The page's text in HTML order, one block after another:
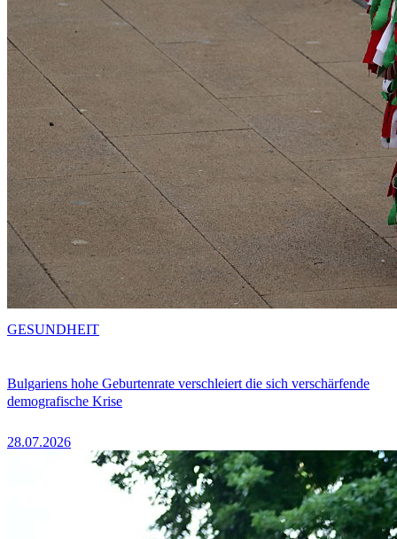
Bulgariens hohe Geburtenrate verschleiert die sich verschärfende
demografische Krise
28.07.2026
GESUNDHEIT